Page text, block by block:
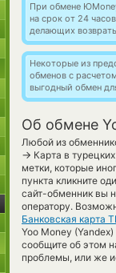
При обмене
на срок от 24
делающих
Некоторые из
обменов с
выгодный обмен
Об обмене
Любой из
→ Карта в
метки, которые
пункта кликните
сайт-обменник вы
оператору.
Банковская карта
Yoo Money
сообщите об этом
проблемы, или же